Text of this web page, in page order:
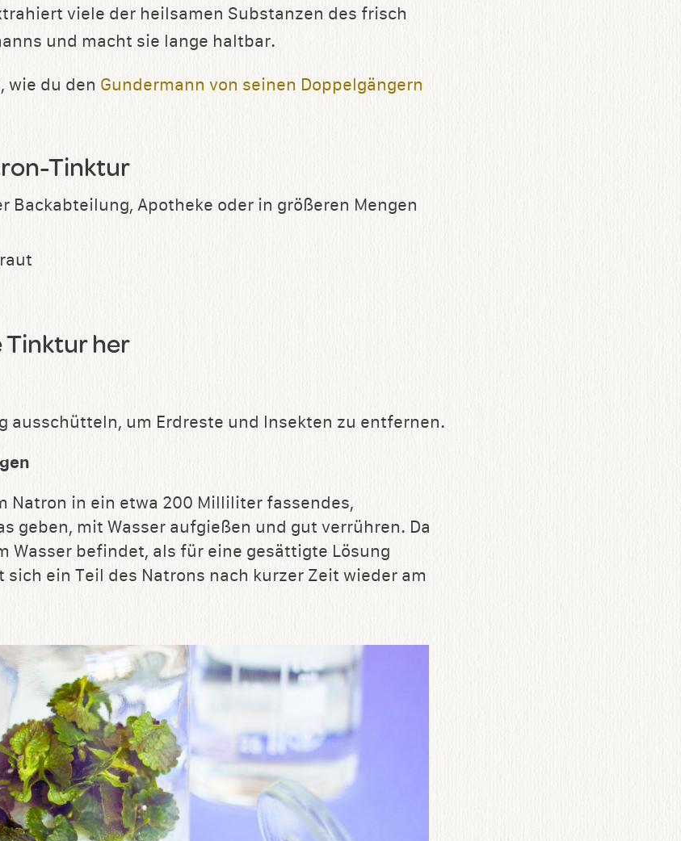
viele der heilsamen Substanzen des frisch
und macht sie lange haltbar.
wie du den Gundermann von seinen Doppelgängern
Tinktur
Backabteilung, Apotheke oder in größeren Mengen
Tinktur her
ausschütteln, um Erdreste und Insekten zu entfernen.
Natron in ein etwa 200 Milliliter fassendes,
geben, mit Wasser aufgießen und gut verrühren. Da
Wasser befindet, als für eine gesättigte Lösung
ein Teil des Natrons nach kurzer Zeit wieder am